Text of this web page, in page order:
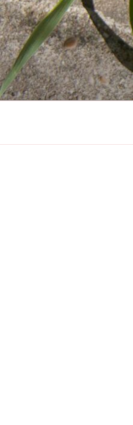
Aller
au
contenu
principal